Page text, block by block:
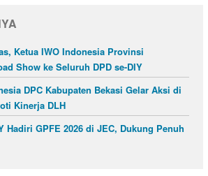
Ketua IWO Indonesia Provinsi
Show ke Seluruh DPD se-DIY
DPC Kabupaten Bekasi Gelar Aksi di
Kinerja DLH
Hadiri GPFE 2026 di JEC, Dukung Penuh